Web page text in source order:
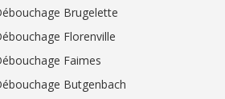
Brugelette
Florenville
Faimes
Butgenbach